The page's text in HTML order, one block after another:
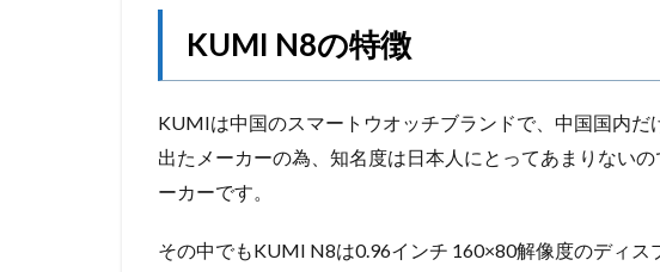
KUMI N8の特徴
KUMIは中国のスマートウオッチブランドで、中国国内だ
出たメーカーの為、知名度は日本人にとってあまりない
ーカーです。
その中でもKUMI N8は0.96インチ 160×80解像度のディ